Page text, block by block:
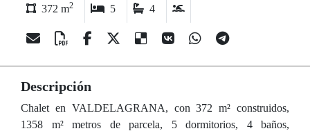
372 m2 5 4
Descripción
Chalet en VALDELAGRANA, con 372 m² construidos,
1358 m² metros de parcela, 5 dormitorios, 4 baños,